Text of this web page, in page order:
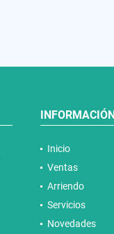
Inicio
Ventas
Arriendo
Servicios
Novedades